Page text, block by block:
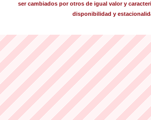
ser cambiados por otros de igual valor y
disponibilidad y